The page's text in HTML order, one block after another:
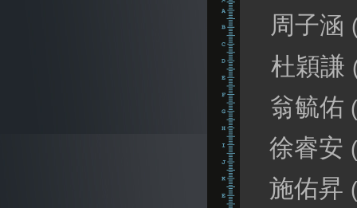
周子涵
杜穎謙
翁毓佑 (
徐睿安 (
施佑昇 (